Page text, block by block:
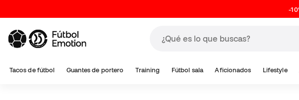
-
Tacos de fútbol Guantes de portero Training Fútbol sala Aficionados Lifestyle